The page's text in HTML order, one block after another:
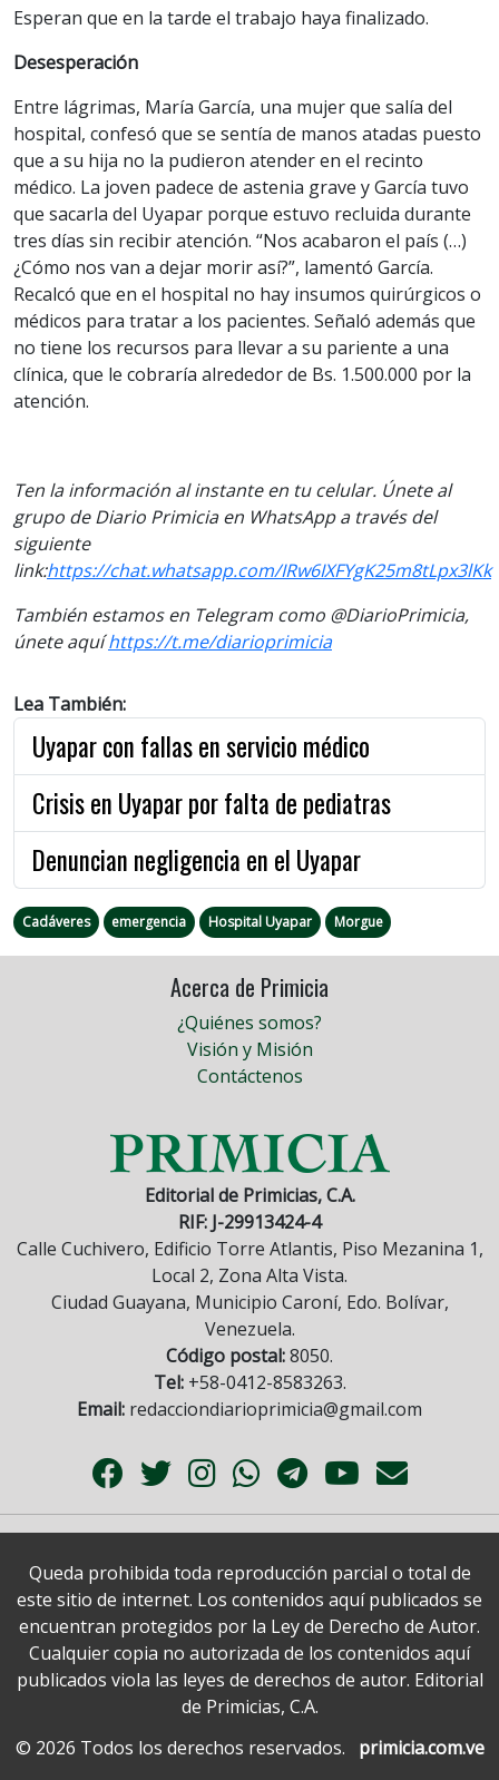
Esperan que en la tarde el trabajo haya finalizado.
Desesperación
Entre lágrimas, María García, una mujer que salía del
hospital, confesó que se sentía de manos atadas puesto
que a su hija no la pudieron atender en el recinto
médico. La joven padece de astenia grave y García tuvo
que sacarla del Uyapar porque estuvo recluida durante
tres días sin recibir atención. “Nos acabaron el país (…)
¿Cómo nos van a dejar morir así?”, lamentó García.
Recalcó que en el hospital no hay insumos quirúrgicos o
médicos para tratar a los pacientes. Señaló además que
no tiene los recursos para llevar a su pariente a una
clínica, que le cobraría alrededor de Bs. 1.500.000 por la
atención.
Ten la información al instante en tu celular. Únete al
grupo de Diario Primicia en WhatsApp a través del
siguiente
link:https://chat.whatsapp.com/IRw6IXFYgK25m8tLpx3lKk
También estamos en Telegram como @DiarioPrimicia,
únete aquíhttps://t.me/diarioprimicia
Lea También:
Uyapar con fallas en servicio médico
Crisis en Uyapar por falta de pediatras
Denuncian negligencia en el Uyapar
Cadáveres emergencia Hospital Uyapar Morgue
Acerca de Primicia
¿Quiénes somos?
Visión y Misión
Contáctenos
Editorial de Primicias, C.A.
RIF: J-29913424-4
Calle Cuchivero, Edificio Torre Atlantis, Piso Mezanina 1,
Local 2, Zona Alta Vista.
Ciudad Guayana, Municipio Caroní, Edo. Bolívar,
Venezuela.
Código postal:8050.
Tel:+58-0412-8583263.
Email: redacciondiarioprimicia@gmail.com
Queda prohibida toda reproducción parcial o total de
este sitio de internet. Los contenidos aquí publicados se
encuentran protegidos por la Ley de Derecho de Autor.
Cualquier copia no autorizada de los contenidos aquí
publicados viola las leyes de derechos de autor. Editorial
de Primicias, C.A.
© 2026 Todos los derechos reservados.
primicia.com.ve